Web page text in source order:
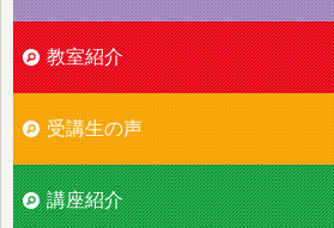
教室紹介
受講生の声
講座紹介